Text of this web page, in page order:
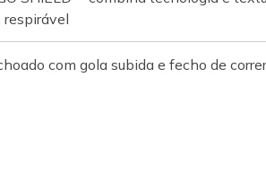
respirável
com gola subida e fecho de